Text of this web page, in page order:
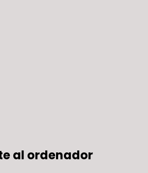
al ordenador